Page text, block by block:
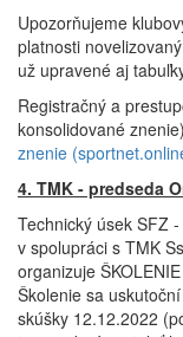
Upozorňujeme
platnosti
už upravené aj
Registračný a
konsolidované
znenie
4. TMK - predseda
Technický úsek SFZ
v spolupráci s TMK
organizuje
Školenie sa
skúšky 12.12.2022